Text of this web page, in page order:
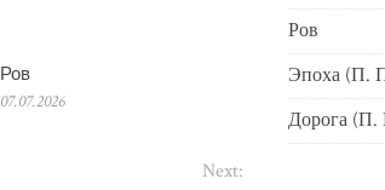
Ров
07.07.2026
Next:
Ров
Эпоха (П.
Дорога (П.